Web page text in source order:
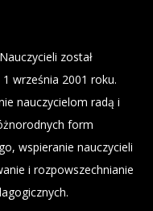
został
września 2001 roku.
nauczycielom radą i
form
wspieranie nauczycieli
i rozpowszechnianie